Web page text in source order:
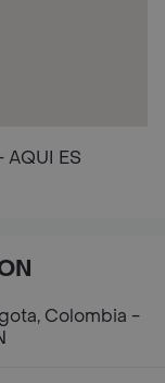
AQUI ES
Colombia -